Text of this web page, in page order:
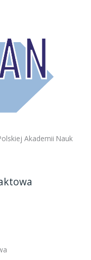
Akademii Nauk